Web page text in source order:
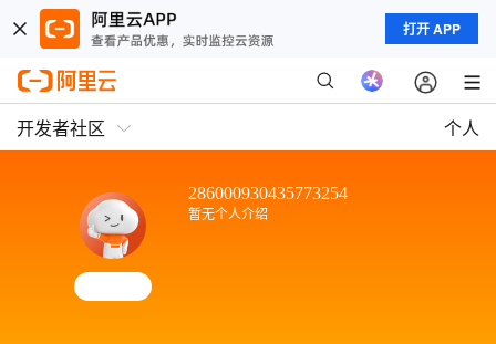
打开 APP
开发者社区 个人
286000930435773254
暂无个人介绍